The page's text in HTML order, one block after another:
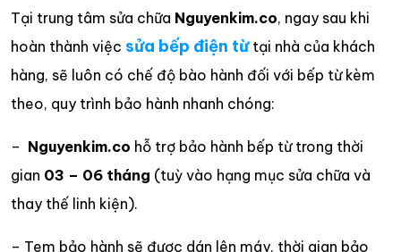
Tại trung tâm sửa chữa Nguyenkim.co, ngay sau khi
hoàn thành việc sửa bếp điện từtại nhà của khách
hàng, sẽ luôn có chế độ bào hành đối với bếp từ kèm
theo, quy trình bảo hành nhanh chóng:
– Nguyenkim.co hỗ trợ bảo hành bếp từ trong thời
gian 03 – 06 tháng (tuỳ vào hạng mục sửa chữa và
thay thế linh kiện).
– Tem bảo hành sẽ được dán lên máy, thời gian bảo